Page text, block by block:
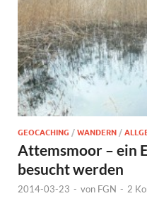
GEOCACHING /WANDERN/
Attemsmoor – ein
besucht werden
2014-03-23 - von FGN - 2